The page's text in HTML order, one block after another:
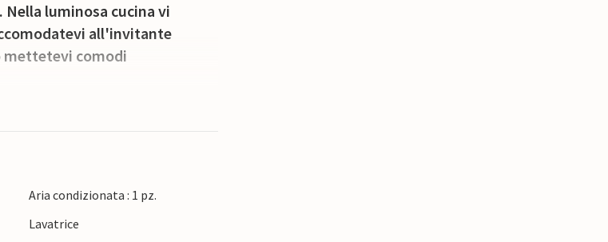
luminosa cucina vi
all'invitante
mettetevi comodi
pianificate le vostre attività al
socializzare al barbecue
o passeggiate sul
Aria condizionata : 1 pz.
Lavatrice